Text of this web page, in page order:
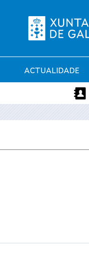
ACTUALIDADE